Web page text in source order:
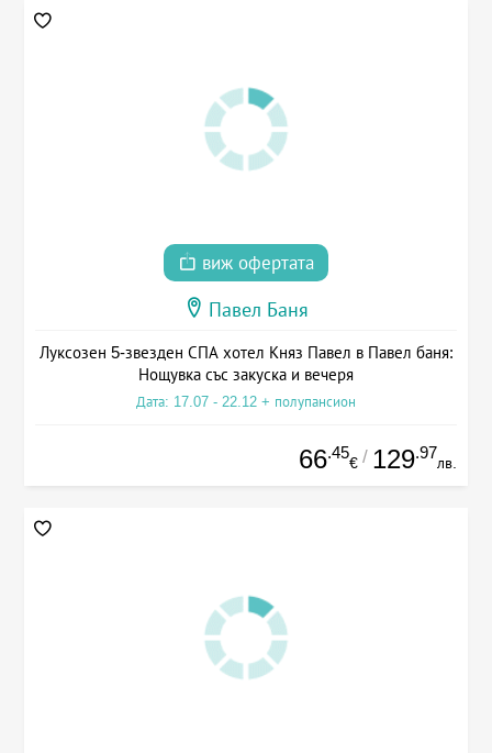
виж офертата
Павел Баня
Луксозен 5-звезден СПА хотел Княз Павел в Павел баня:
Нощувка със закуска и вечеря
Дата: 17.07 - 22.12 + полупансион
66.45
€ / 129.97
лв.